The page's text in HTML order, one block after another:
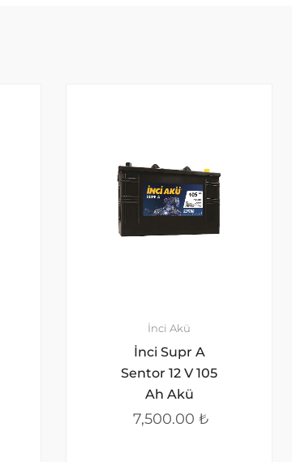
İnci Akü
İnci Supr A
Sentor 12 V 105
Ah Akü
7,500.00 ₺